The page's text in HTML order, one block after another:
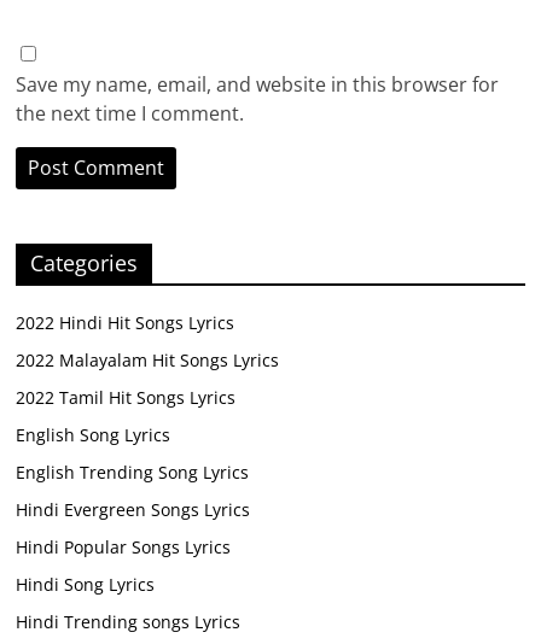
Save my name, email, and website in this browser for
the next time I comment.
Categories
2022 Hindi Hit Songs Lyrics
2022 Malayalam Hit Songs Lyrics
2022 Tamil Hit Songs Lyrics
English Song Lyrics
English Trending Song Lyrics
Hindi Evergreen Songs Lyrics
Hindi Popular Songs Lyrics
Hindi Song Lyrics
Hindi Trending songs Lyrics